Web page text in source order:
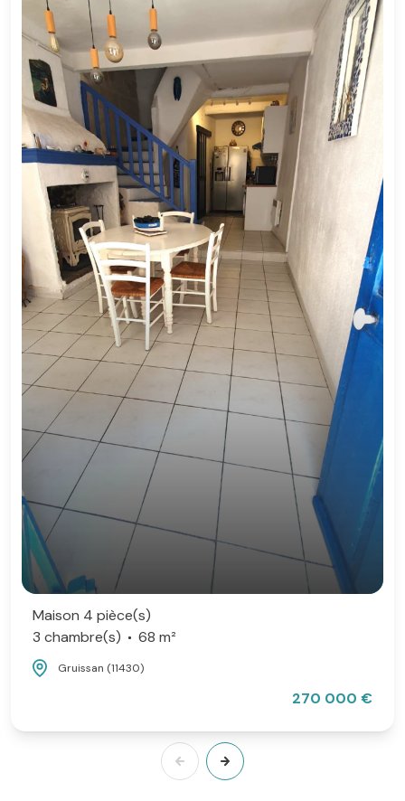
Maison 4 pièce(s)
3 chambre(s)
68 m²
Gruissan (11430)
270 000 €